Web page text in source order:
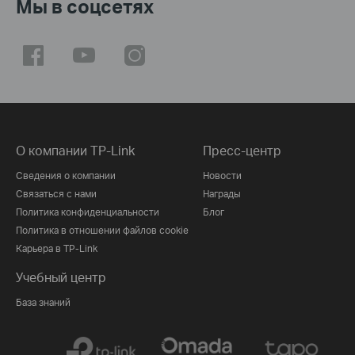
Мы в соцсетях
О компании TP-Link
Сведения о компании
Связаться с нами
Политика конфиденциальности
Политика в отношении файлов cookie
Карьера в TP-Link
Пресс-центр
Новости
Награды
Блог
Учебный центр
База знаний